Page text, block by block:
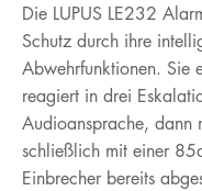
Die LUPUS LE232
Schutz durch ihre
Abwehrfunktionen. Sie
reagiert in drei
Audioansprache, dann
schließlich mit einer
Einbrecher bereits